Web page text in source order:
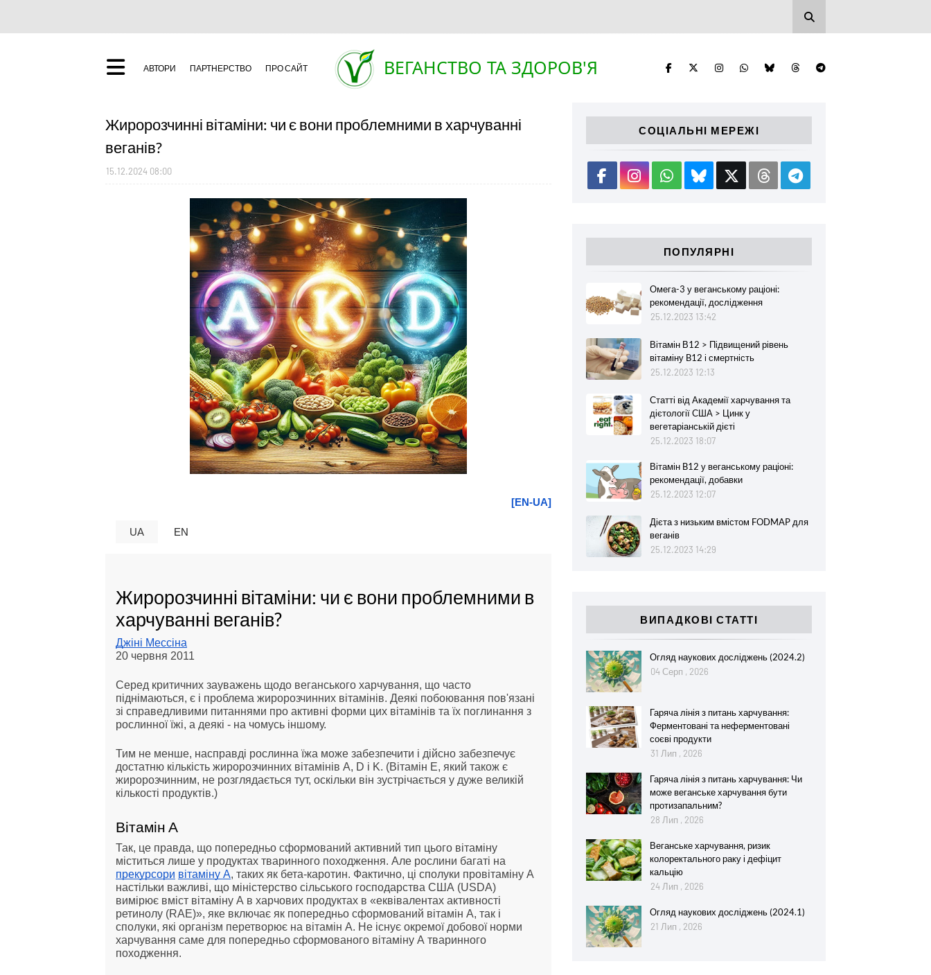
АВТОРИ ПАРТНЕРСТВО ПРО САЙТ ВЕГАНСТВО ТА ЗДОРОВ'Я
Жиророзчинні вітаміни: чи є вони проблемними в харчуванні
веганів?
15.12.2024 08:00
[EN-UA]
UA EN
Жиророзчинні вітаміни: чи є вони проблемними в
харчуванні веганів?
Джіні Мессіна
20 червня 2011
Серед критичних зауважень щодо веганського харчування, що часто
піднімаються, є і проблема жиророзчинних вітамінів. Деякі побоювання пов'язані
зі справедливими питаннями про активні форми цих вітамінів та їх поглинання з
рослинної їжі, а деякі - на чомусь іншому.
Тим не менше, насправді рослинна їжа може забезпечити і дійсно забезпечує
достатню кількість жиророзчинних вітамінів A, D і K. (Вітамін Е, який також є
жиророзчинним, не розглядається тут, оскільки він зустрічається у дуже великій
кількості продуктів.)
Вітамін А
Так, це правда, що попередньо сформований активний тип цього вітаміну
міститься лише у продуктах тваринного походження. Але рослини багаті на
прекурсори вітаміну А, таких як бета-каротин. Фактично, ці сполуки провітаміну А
настільки важливі, що міністерство сільського господарства США (USDA)
вимірює вміст вітаміну А в харчових продуктах в «еквівалентах активності
ретинолу (RAE)», яке включає як попередньо сформований вітамін А, так і
сполуки, які організм перетворює на вітамін А. Не існує окремої добової норми
харчування саме для попередньо сформованого вітаміну А тваринного
походження.
СОЦІАЛЬНІ МЕРЕЖІ
ПОПУЛЯРНІ
Омега-3 у веганському раціоні:
рекомендації, дослідження
25.12.2023 13:42
Вітамін В12 > Підвищений рівень
вітаміну B12 і смертність
25.12.2023 12:13
Статті від Академії харчування та
дієтології США > Цинк у
вегетаріанській дієті
25.12.2023 18:07
Вітамін B12 у веганському раціоні:
рекомендації, добавки
25.12.2023 12:07
Дієта з низьким вмістом FODMAP для
веганів
25.12.2023 14:29
ВИПАДКОВІ СТАТТІ
Огляд наукових досліджень (2024.2)
04 Серп , 2026
Гаряча лінія з питань харчування:
Ферментовані та неферментовані
соєві продукти
31 Лип , 2026
Гаряча лінія з питань харчування: Чи
може веганське харчування бути
протизапальним?
28 Лип , 2026
Веганське харчування, ризик
колоректального раку і дефіцит
кальцію
24 Лип , 2026
Огляд наукових досліджень (2024.1)
21 Лип , 2026